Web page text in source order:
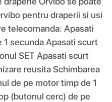
pentru draperii si usi
telecomanda: Apasati
secunda Apasati scurt
SET Apasati scurt
reusita Schimbarea
de pe motor timp de 1
(butonul cerc) de pe